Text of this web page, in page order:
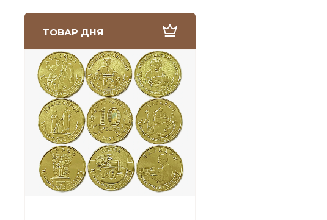
ТОВАР ДНЯ